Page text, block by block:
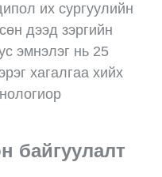
их сургуулийн
дээд зэргийн
эмнэлэг нь 25
хагалгаа хийх
байгуулалт